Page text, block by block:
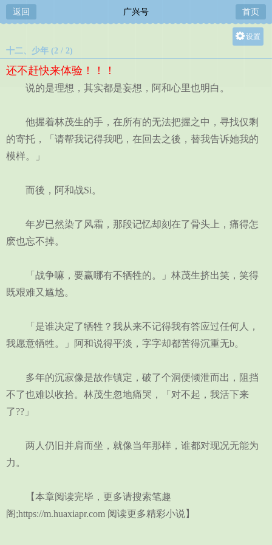
返回 广兴号 首页
设置
十二、少年 (2 / 2)
还不赶快来体验！！！
说的是理想，其实都是妄想，阿和心里也明白。
他握着林茂生的手，在所有的无法把握之中，寻找仅剩
的寄托，「请帮我记得我吧，在回去之後，替我告诉她我的
模样。」
而後，阿和战Si。
年岁已然染了风霜，那段记忆却刻在了骨头上，痛得怎
麽也忘不掉。
「战争嘛，要赢哪有不牺牲的。」林茂生挤出笑，笑得
既艰难又尴尬。
「是谁决定了牺牲？我从来不记得我有答应过任何人，
我愿意牺牲。」阿和说得平淡，字字却都苦得沉重无b。
多年的沉寂像是故作镇定，破了个洞便倾泄而出，阻挡
不了也难以收拾。林茂生忽地痛哭，「对不起，我活下来
了??」
两人仍旧并肩而坐，就像当年那样，谁都对现况无能为
力。
【本章阅读完毕，更多请搜索笔趣
阁;https://m.huaxiapr.com 阅读更多精彩小说】